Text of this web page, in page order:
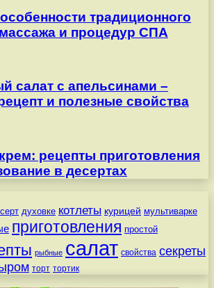
традиционного
и процедур СПА
салат с апельсинами –
и полезные свойства
рецепты приготовления
в десертах
духовке котлеты курицей мультиварке
приготовления простой
рыбные салат свойства секреты
торт тортик